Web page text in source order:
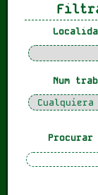
Num
Procurar